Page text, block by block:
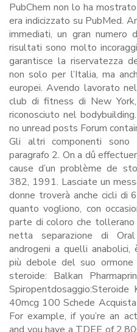
PubChem non lo ha
era indicizzato su PubMed.
immediati, un gran numero
risultati sono molto
garantisce la riservatezza
non solo per l’Italia, ma
europei. Avendo lavorato
club di fitness di New
riconosciuto nel
no unread posts Forum
Gli altri componenti sono
paragrafo 2. On a dû
cause d’un problème de
382, 1991. Lasciate un
donne troverà anche cicli di
quanto vogliono, con
parte di coloro che tollerano
netta separazione di
androgeni a quelli
più debole del suo
steroide: Balkan
40mcg 100 Schede
For example, if you’re an